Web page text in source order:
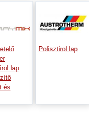
lap
és
Polisztirol lap